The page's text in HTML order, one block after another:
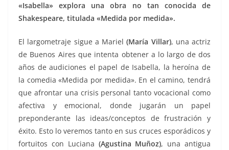
«Isabella» explora una obra no tan conocida de
Shakespeare, titulada «Medida por medida».
El largometraje sigue a Mariel(María Villar), una actriz
de Buenos Aires que intenta obtener a lo largo de dos
años de audiciones el papel de Isabella, la heroína de
la comedia «Medida por medida». En el camino, tendrá
que afrontar una crisis personal tanto vocacional como
afectiva y emocional, donde jugarán un papel
preponderante las ideas/conceptos de frustración y
éxito. Esto lo veremos tanto en sus cruces esporádicos y
fortuitos con Luciana (Agustina Muñoz), una antigua